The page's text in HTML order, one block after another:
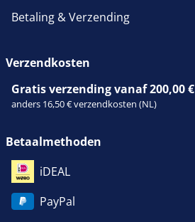
Betaling & Verzending
Verzendkosten
Gratis verzending vanaf 200,00 €
anders 16,50 € verzendkosten (NL)
Betaalmethoden
iDEAL
PayPal